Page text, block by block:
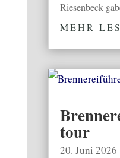
Riesenbeck
MEHR
tour
20. Juni 2026